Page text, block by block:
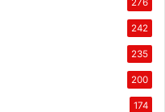
276
242
235
200
174